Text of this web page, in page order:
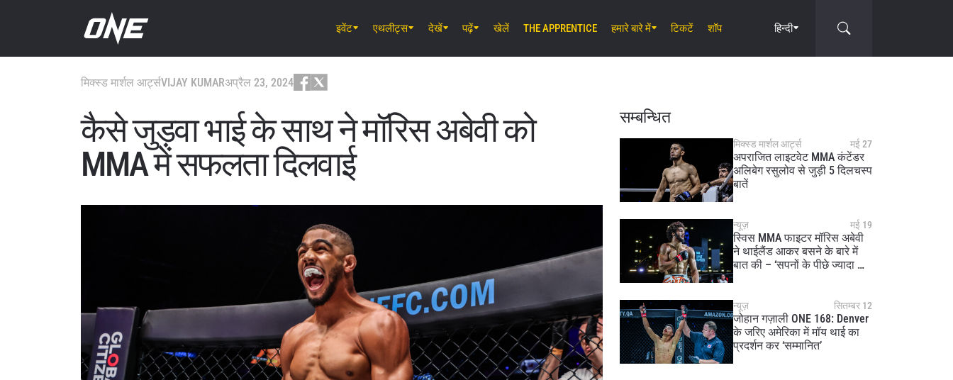
इवेंट
25
एथलीट्स देखें पढ़ें खेलें THE APPRENTICE हमारे बारे में टिकटें शॉप हिन्दी
मिक्स्ड मार्शल आर्ट्सVIJAY KUMARअप्रैल 23, 2024
कैसे जुड़वा भाई के साथ ने मॉरिस अबेवी को
MMA में सफलता दिलवाई
सम्बन्धित
मिक्स्ड मार्शल आर्ट्स मई 27
अपराजित लाइटवेट MMA कंटेंडर
अलिबेग रसुलोव से जुड़ी 5 दिलचस्प
बातें
न्यूज़ मई 19
स्विस MMA फाइटर मॉरिस अबेवी
ने थाईलैंड आकर बसने के बारे में
बात की – ‘सपनों के पीछे ज्यादा भाग
न्यूज़ सितम्बर 12
जोहान गज़ाली ONE 168: Denver
के जरिए अमेरिका में मॉय थाई का
प्रदर्शन कर ‘सम्मानित’